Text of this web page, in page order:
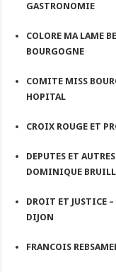
GASTRONOMIE
COLORE MA LAME
BOURGOGNE
COMITE MISS
HOPITAL
CROIX ROUGE ET
DEPUTES ET
DOMINIQUE
DROIT ET JUSTICE
DIJON
FRANCOIS